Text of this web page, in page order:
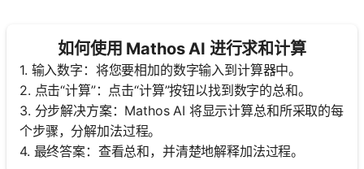
如何使用 Mathos AI 进行求和计算
1. 输入数字：将您要相加的数字输入到计算器中。
2. 点击“计算”：点击“计算”按钮以找到数字的总和。
3. 分步解决方案：Mathos AI 将显示计算总和所采取的每
个步骤，分解加法过程。
4. 最终答案：查看总和，并清楚地解释加法过程。